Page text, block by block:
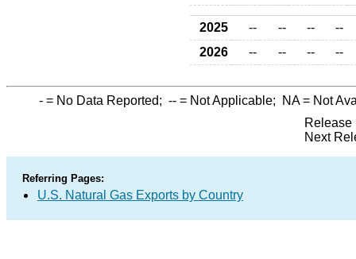
2025 -- -- --
--
2026
-- -- -- --
- = No Data Reported; -- = Not Applicable; NA= Not
Release
Next
Referring Pages:
U.S. Natural Gas Exports by Country